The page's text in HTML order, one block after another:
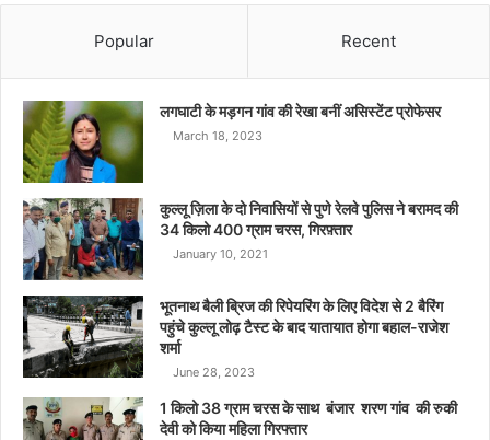
Popular Recent
लगघाटी के मड़गन गांव की रेखा बनीं असिस्टेंट प्रोफेसर
March 18, 2023
कुल्लू ज़िला के दो निवासियों से पुणे रेलवे पुलिस ने बरामद की
34 किलो 400 ग्राम चरस, गिरफ़्तार
January 10, 2021
भूतनाथ बैली ब्रिज की रिपेयरिंग के लिए विदेश से 2 बैरिंग
पहुंचे कुल्लू लोढ़ टैस्ट के बाद यातायात होगा बहाल-राजेश
शर्मा
June 28, 2023
1 किलो 38 ग्राम चरस के साथ बंजार शरण गांव की रुकी
देवी को किया महिला गिरफ्तार